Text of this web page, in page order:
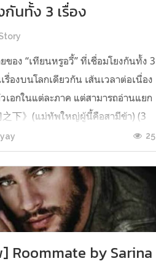
กันทั้ง 3 เรื่อง
ของ “เทียนหรูอวี้” ที่เชื่อมโยงกันทั้ง 3
รื่องบนโลกเดียวกัน เส้นเวลาต่อเนื่อง
เอกในแต่ละภาค แต่สามารถอ่านแยก
之下》(แม่ทัพใหญ่ผู้นี้คือสามีข้า) (3
รื่องที่เกิดก่อน เล่าเรื่องของ ฝูถิง กับ
แต่งงานกันก่อนจะใช้ชีวิตห่างไกล
25
Roommate by Sarina